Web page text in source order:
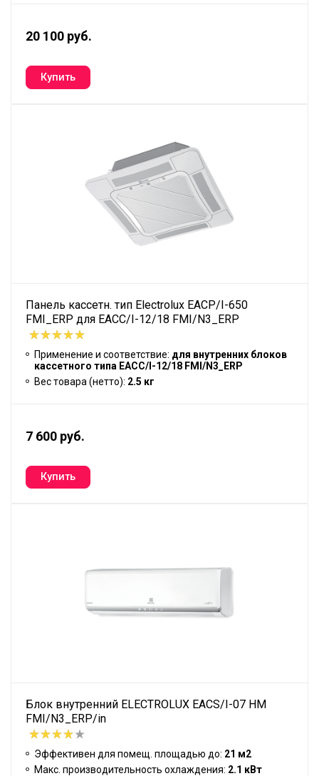
20 100 руб.
Панель кассетн. тип Electrolux EACP/I-650
FMI_ERP для ЕАCC/I-12/18 FMI/N3_ERP
Применение и соответствие: для внутренних блоков
кассетного типа EACC/I-12/18 FMI/N3_ERP
Вес товара (нетто): 2.5 кг
7 600 руб.
Блок внутренний ELECTROLUX EACS/I-07 HM
FMI/N3_ERP/in
Эффективен для помещ. площадью до: 21 м2
Макс. производительность охлаждения: 2.1 кВт